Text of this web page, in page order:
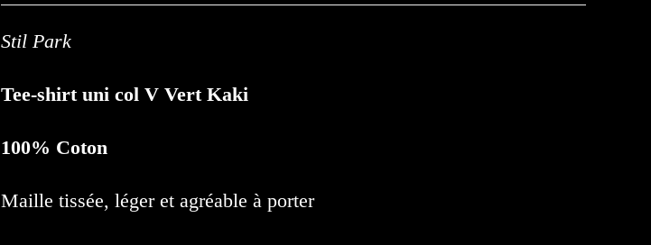
Stil Park
Tee-shirt uni col V Vert Kaki
100% Coton
Maille tissée, léger et agréable à porter